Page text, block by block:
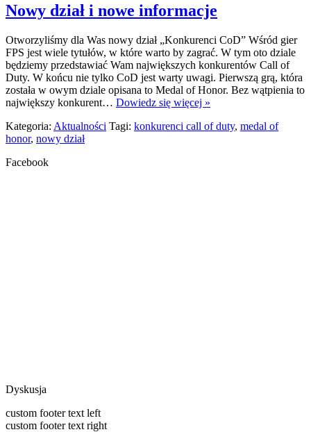
Nowy dział i nowe informacje
Otworzyliśmy dla Was nowy dział „Konkurenci CoD” Wśród gier
FPS jest wiele tytułów, w które warto by zagrać. W tym oto dziale
będziemy przedstawiać Wam największych konkurentów Call of
Duty. W końcu nie tylko CoD jest warty uwagi. Pierwszą grą, która
została w owym dziale opisana to Medal of Honor. Bez wątpienia to
największy konkurent… Dowiedz się więcej »
Kategoria: Aktualności Tagi: konkurenci call of duty, medal of
honor, nowy dział
Facebook
Dyskusja
custom footer text left
custom footer text right